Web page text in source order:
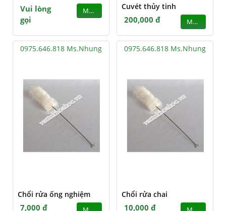
Vui lòng
gọi
MUA Cuvét thủy tinh
200,000 đ MUA
0975.646.818 Ms.Nhung
Chổi rửa ống nghiệm
7,000 đ
0975.646.818 Ms.Nhung
Chổi rửa chai
10,000 đ